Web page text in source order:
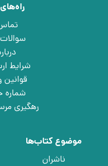
شرایط
قوانین
رهگیری
موضوع کتاب‌ها
ناشران